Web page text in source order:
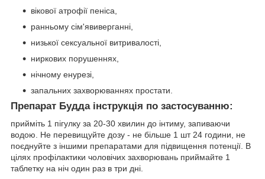
вікової атрофії пеніса,
ранньому сім'явиверганні,
низької сексуальної витривалості,
ниркових порушеннях,
нічному енурезі,
запальних захворюваннях простати.
Препарат Будда інструкція по застосуванню:
прийміть 1 пігулку за 20-30 хвилин до інтиму, запиваючи
водою. Не перевищуйте дозу - не більше 1 шт 24 години, не
поєднуйте з іншими препаратами для підвищення потенції. В
цілях профілактики чоловічих захворювань приймайте 1
таблетку на ніч один раз в три дні.